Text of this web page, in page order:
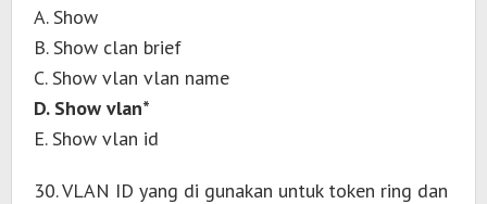
A. Show
B. Show clan brief
C. Show vlan vlan name
D. Show vlan*
E. Show vlan id
30. VLAN ID yang di gunakan untuk token ring dan